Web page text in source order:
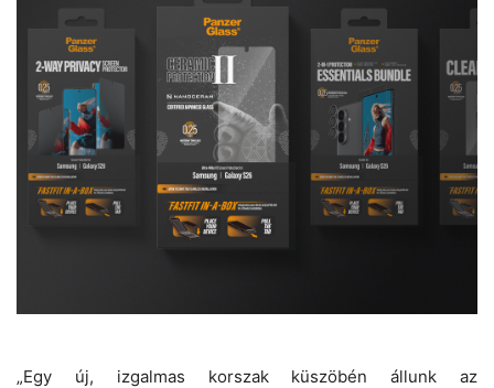
„Egy új, izgalmas korszak küszöbén állunk az